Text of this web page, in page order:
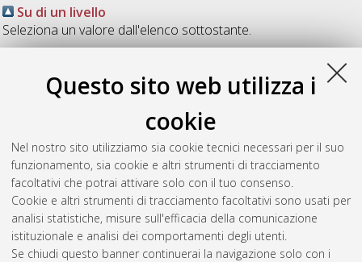
Questo sito web utilizza i
cookie
Nel nostro sito utilizziamo sia cookie tecnici necessari per il suo
funzionamento, sia cookie e altri strumenti di tracciamento
facoltativi che potrai attivare solo con il tuo consenso.
Cookie e altri strumenti di tracciamento facoltativi sono usati per
analisi statistiche, misure sull'efficacia della comunicazione
istituzionale e analisi dei comportamenti degli utenti.
Se chiudi questo banner continuerai la navigazione solo con i
Su di un livello
Seleziona un valore dall'elenco sottostante.
2024(6)
2023(6)
2020(10)
2019(1)
2018 (3)
2017(2)
2016(2)
2015(1)